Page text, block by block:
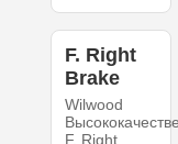
F. Right
Brake
Wilwood
F. Right